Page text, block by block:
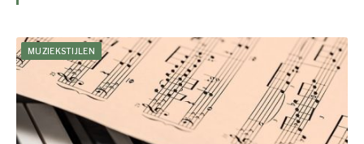
MUZIEKSTIJLEN